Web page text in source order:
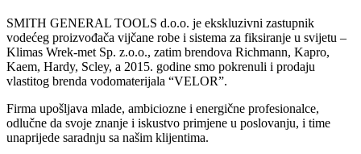
SMITH GENERAL TOOLS d.o.o. je ekskluzivni zastupnik
vodećeg proizvođača vijčane robe i sistema za fiksiranje u svijetu –
Klimas Wrek-met Sp. z.o.o., zatim brendova Richmann, Kapro,
Kaem, Hardy, Scley, a 2015. godine smo pokrenuli i prodaju
vlastitog brenda vodomaterijala “VELOR”.
Firma upošljava mlade, ambiciozne i energične profesionalce,
odlučne da svoje znanje i iskustvo primjene u poslovanju, i time
unaprijede saradnju sa našim klijentima.